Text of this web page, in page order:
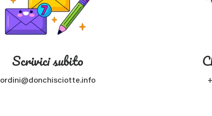
Scrivici subito
ordini@donchisciotte.info